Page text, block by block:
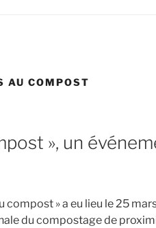
AU COMPOST
», un
compost » a eu lieu le 25
du compostage de